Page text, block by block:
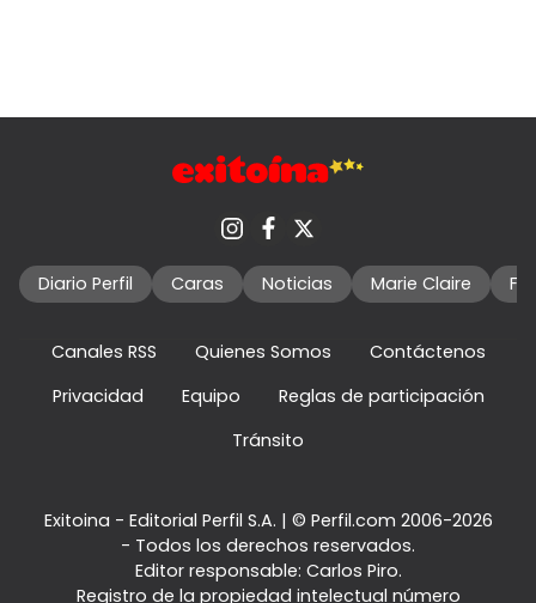
Diario Perfil Caras Noticias Marie Claire
Canales RSS Quienes Somos
Contáctenos
Privacidad
Equipo
Reglas de participación
Tránsito
Exitoina - Editorial Perfil S.A. | © Perfil.com 2006-2026
- Todos los derechos reservados.
Editor responsable: Carlos Piro.
Registro de la propiedad intelectual número